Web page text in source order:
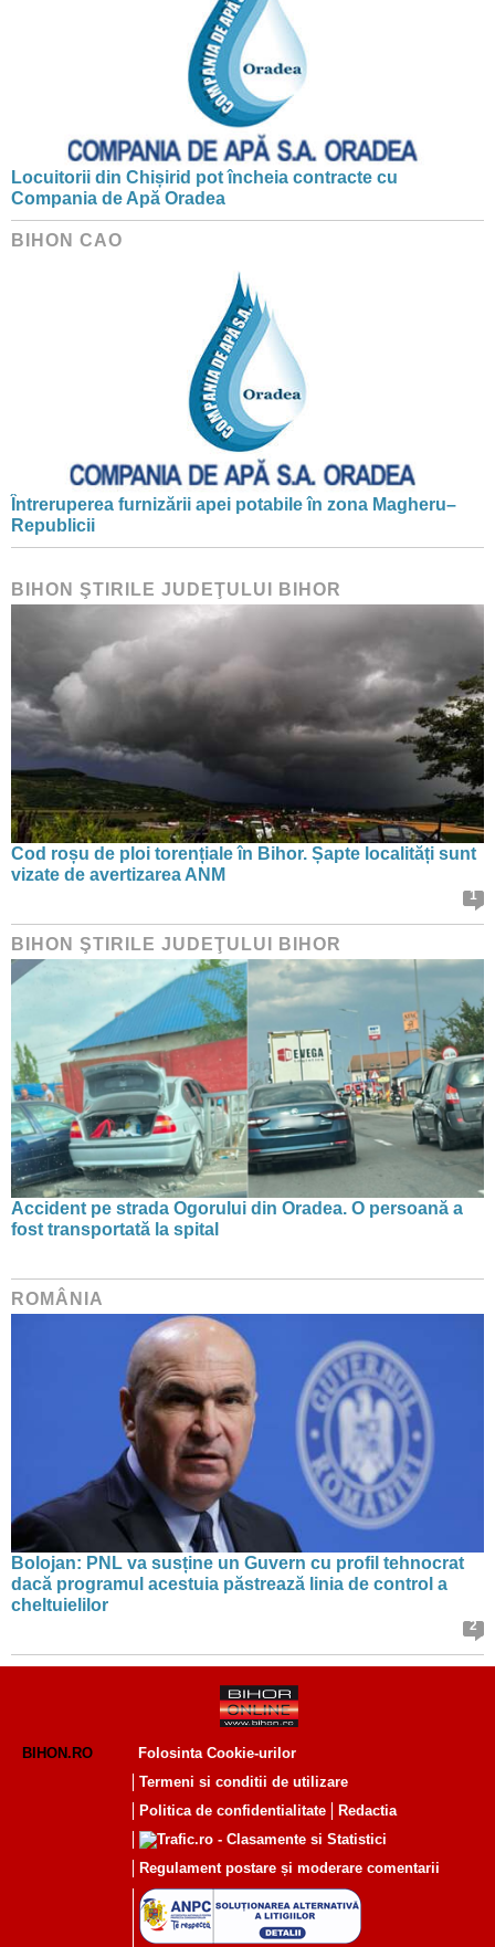
Locuitorii din Chișirid pot încheia contracte cu
Compania de Apă Oradea
BIHON CAO
Întreruperea furnizării apei potabile în zona Magheru–
Republicii
BIHON ŞTIRILE JUDEŢULUI BIHOR
Cod roșu de ploi torențiale în Bihor. Șapte localități sunt
vizate de avertizarea ANM
1
BIHON ŞTIRILE JUDEŢULUI BIHOR
Accident pe strada Ogorului din Oradea. O persoană a
fost transportată la spital
ROMÂNIA
Bolojan: PNL va susține un Guvern cu profil tehnocrat
dacă programul acestuia păstrează linia de control a
cheltuielilor
2
BIHON.RO
Folosinta Cookie-urilor
Termeni si conditii de utilizare
Politica de confidentialitate
Redactia
Regulament postare și moderare comentarii